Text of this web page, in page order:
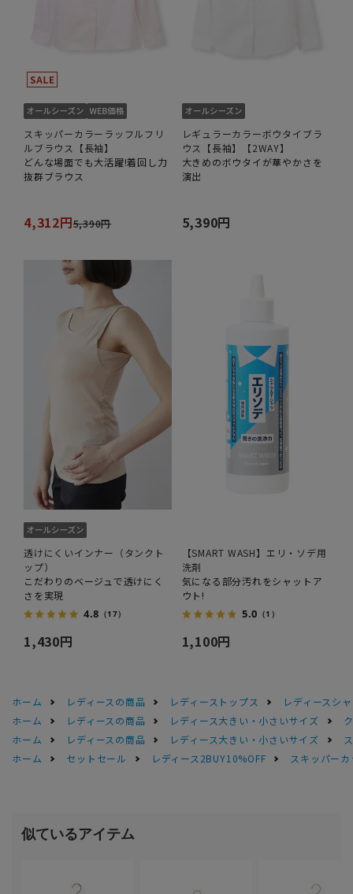
スキッパーカラーラッフルフリ
ルブラウス【長袖】
どんな場面でも大活躍!着回し力
抜群ブラウス
4,312円5,390円
レギュラーカラーボウタイブラ
ウス【長袖】【2WAY】
大きめのボウタイが華やかさを
演出
5,390円
透けにくいインナー（タンクト
ップ）
こだわりのベージュで透けにく
さを実現
4.8 （17）
1,430円
【SMART WASH】エリ・ソデ用
洗剤
気になる部分汚れをシャットア
ウト!
5.0 （1）
1,100円
ホーム レディースの商品 レディーストップス
レディースシ
ホーム
レディースの商品 レディース大きい・小さいサイズ
ホーム
レディースの商品 レディース大きい・小さいサイズ
ホーム
セットセール レディース2BUY10%OFF スキッパー